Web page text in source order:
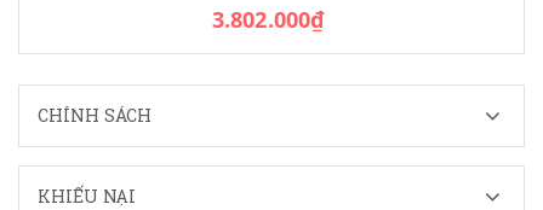
3.802.000₫
CHÍNH SÁCH
KHIẾU NẠI